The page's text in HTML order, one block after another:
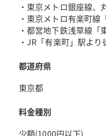
・東京メトロ銀座線
・東京メトロ有楽町
・都営地下鉄浅草線
・JR「有楽町」駅よ
都道府県
東京都
料金種別
少額(1000円以下)